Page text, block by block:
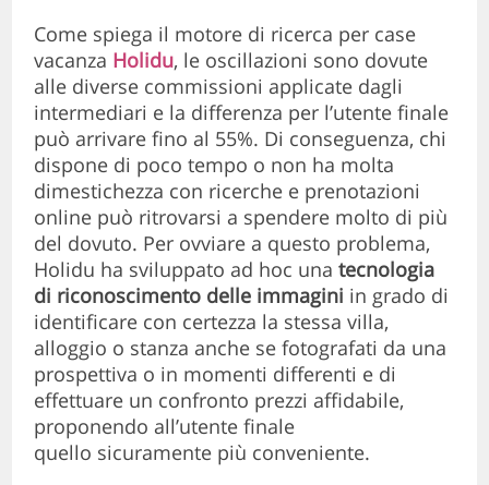
Come spiega il motore di ricerca per case
vacanza Holidu, le oscillazioni sono dovute
alle diverse commissioni applicate dagli
intermediari e la differenza per l’utente finale
può arrivare fino al 55%. Di conseguenza, chi
dispone di poco tempo o non ha molta
dimestichezza con ricerche e prenotazioni
online può ritrovarsi a spendere molto di più
del dovuto. Per ovviare a questo problema,
Holidu ha sviluppato ad hoc unatecnologia
di riconoscimento delle immagini in grado di
identificare con certezza la stessa villa,
alloggio o stanza anche se fotografati da una
prospettiva o in momenti differenti e di
effettuare un confronto prezzi affidabile,
proponendo all’utente finale
quello sicuramente più conveniente.